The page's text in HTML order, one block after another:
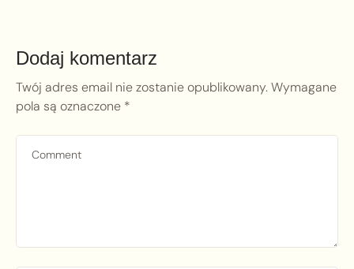
Dodaj komentarz
Twój adres email nie zostanie opublikowany.Wymagane
pola są oznaczone *